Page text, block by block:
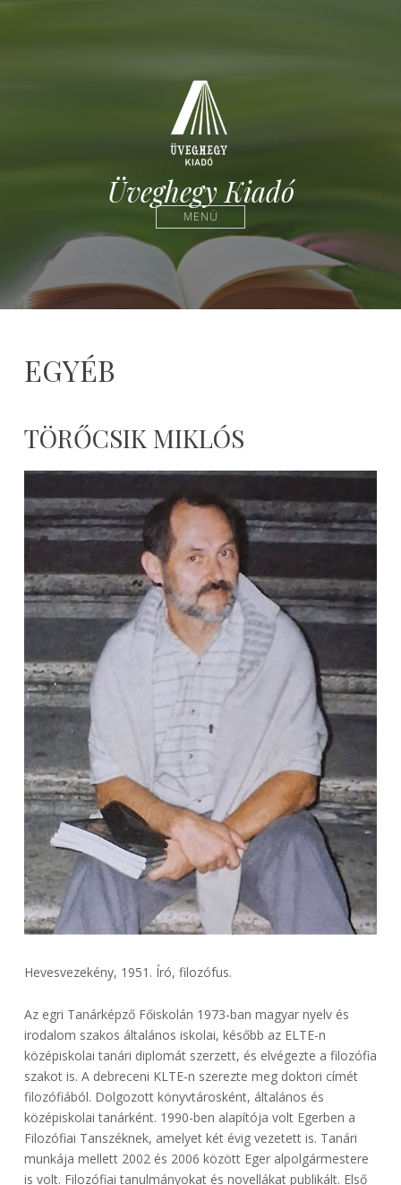
Üveghegy Kiadó
MENÜ
EGYÉB
TÖRŐCSIK MIKLÓS
Hevesvezekény, 1951. Író, filozófus.
Az egri Tanárképző Főiskolán 1973-ban magyar nyelv és
irodalom szakos általános iskolai, később az ELTE-n
középiskolai tanári diplomát szerzett, és elvégezte a filozófia
szakot is. A debreceni KLTE-n szerezte meg doktori címét
filozófiából. Dolgozott könyvtárosként, általános és
középiskolai tanárként. 1990-ben alapítója volt Egerben a
Filozófiai Tanszéknek, amelyet két évig vezetett is. Tanári
munkája mellett 2002 és 2006 között Eger alpolgármestere
is volt. Filozófiai tanulmányokat és novellákat publikált. Első